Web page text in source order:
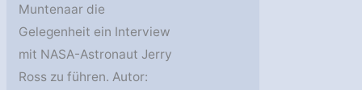
Muntenaar die
Gelegenheit ein Interview
mit NASA-Astronaut Jerry
Ross zu führen. Autor: